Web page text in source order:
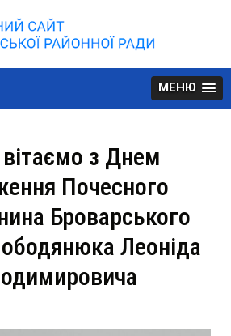
to
content
МЕНЮ
з Днем
Почесного
Броварського
Леоніда